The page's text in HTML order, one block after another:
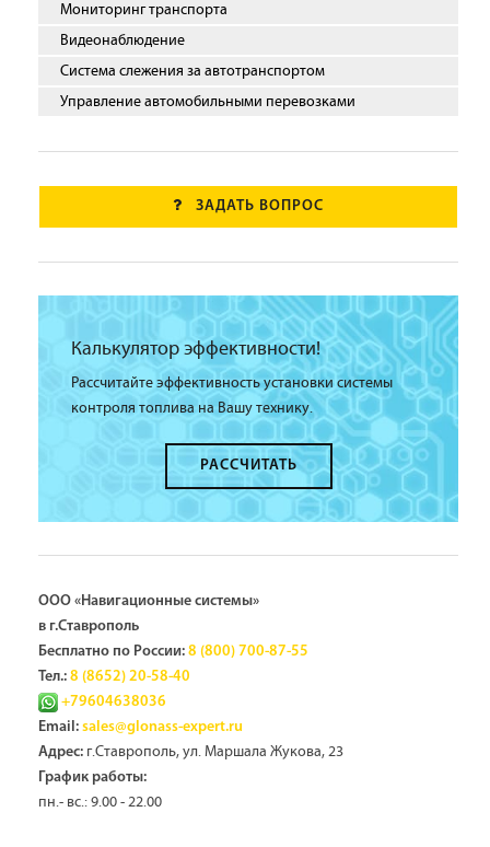
Мониторинг транспорта
Видеонаблюдение
Система слежения за автотранспортом
Управление автомобильными перевозками
ЗАДАТЬ ВОПРОС
Калькулятор эффективности!
Рассчитайте эффективность установки системы
контроля топлива на Вашу технику.
РАССЧИТАТЬ
ООО «Навигационные системы»
в г.Ставрополь
Бесплатно по России: 8 (800) 700-87-55
Тел.: 8 (8652) 20-58-40
+79604638036
Email: sales@glonass-expert.ru
Адрес: г.Ставрополь, ул. Маршала Жукова, 23
График работы:
пн.- вс.: 9.00 - 22.00